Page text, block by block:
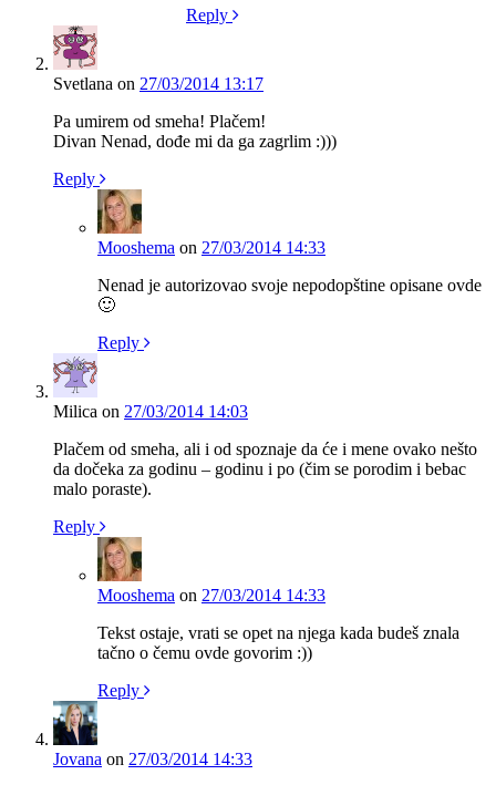
Reply
Svetlana on 27/03/2014 13:17
Pa umirem od smeha! Plačem!
Divan Nenad, dođe mi da ga zagrlim :)))
Reply
Mooshema on 27/03/2014 14:33
Nenad je autorizovao svoje nepodopštine opisane ovde
🙂
Reply
Milica on 27/03/2014 14:03
Plačem od smeha, ali i od spoznaje da će i mene ovako nešto
da dočeka za godinu – godinu i po (čim se porodim i bebac
malo poraste).
Reply
Mooshema on 27/03/2014 14:33
Tekst ostaje, vrati se opet na njega kada budeš znala
tačno o čemu ovde govorim :))
Reply
Jovana on 27/03/2014 14:33